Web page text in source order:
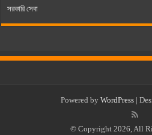
সরকারি সেবা
Powered by WordPress |
© Copyright 2026, All